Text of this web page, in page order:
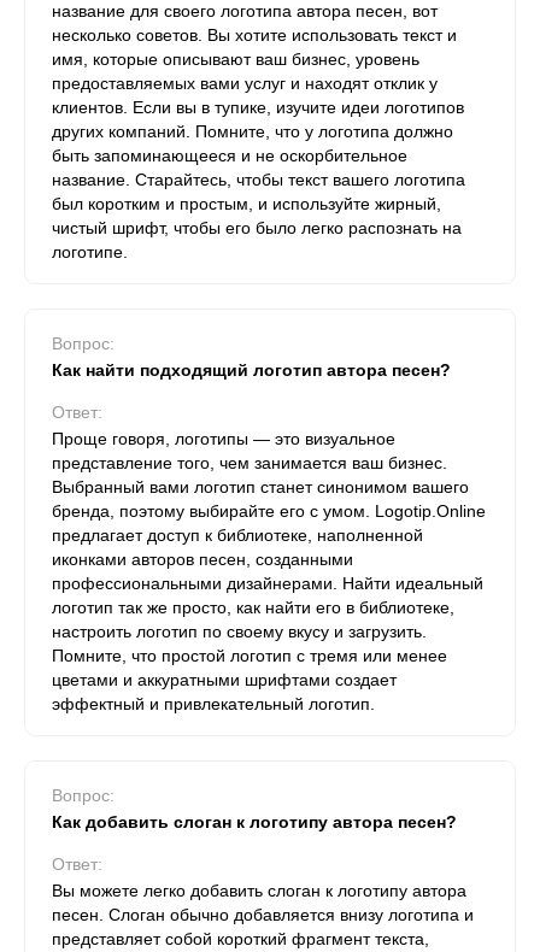
название для своего логотипа автора песен, вот
несколько советов. Вы хотите использовать текст и
имя, которые описывают ваш бизнес, уровень
предоставляемых вами услуг и находят отклик у
клиентов. Если вы в тупике, изучите идеи логотипов
других компаний. Помните, что у логотипа должно
быть запоминающееся и не оскорбительное
название. Старайтесь, чтобы текст вашего логотипа
был коротким и простым, и используйте жирный,
чистый шрифт, чтобы его было легко распознать на
логотипе.
Вопрос:
Как найти подходящий логотип автора песен?
Ответ:
Проще говоря, логотипы — это визуальное
представление того, чем занимается ваш бизнес.
Выбранный вами логотип станет синонимом вашего
бренда, поэтому выбирайте его с умом. Logotip.Online
предлагает доступ к библиотеке, наполненной
иконками авторов песен, созданными
профессиональными дизайнерами. Найти идеальный
логотип так же просто, как найти его в библиотеке,
настроить логотип по своему вкусу и загрузить.
Помните, что простой логотип с тремя или менее
цветами и аккуратными шрифтами создает
эффектный и привлекательный логотип.
Вопрос:
Как добавить слоган к логотипу автора песен?
Ответ:
Вы можете легко добавить слоган к логотипу автора
песен. Слоган обычно добавляется внизу логотипа и
представляет собой короткий фрагмент текста,